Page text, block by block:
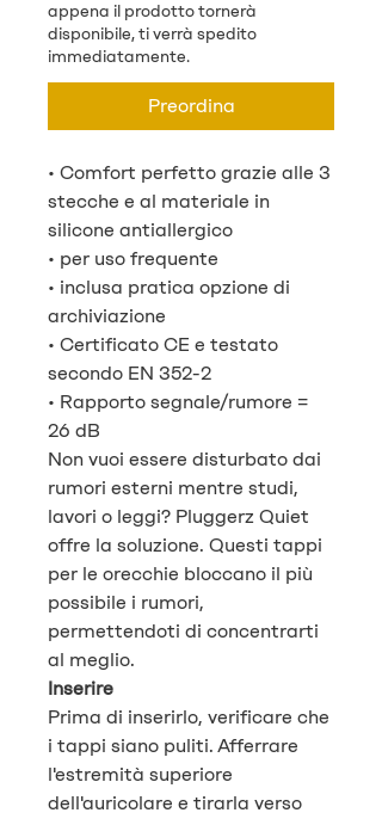
appena il prodotto tornerà
disponibile, ti verrà spedito
immediatamente.
Preordina
• Comfort perfetto grazie alle 3
stecche e al materiale in
silicone antiallergico
• per uso frequente
• inclusa pratica opzione di
archiviazione
• Certificato CE e testato
secondo EN 352-2
• Rapporto segnale/rumore =
26 dB
Non vuoi essere disturbato dai
rumori esterni mentre studi,
lavori o leggi? Pluggerz Quiet
offre la soluzione. Questi tappi
per le orecchie bloccano il più
possibile i rumori,
permettendoti di concentrarti
al meglio.
Inserire
Prima di inserirlo, verificare che
i tappi siano puliti. Afferrare
l'estremità superiore
dell'auricolare e tirarla verso